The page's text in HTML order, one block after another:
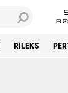
8
RILEKS